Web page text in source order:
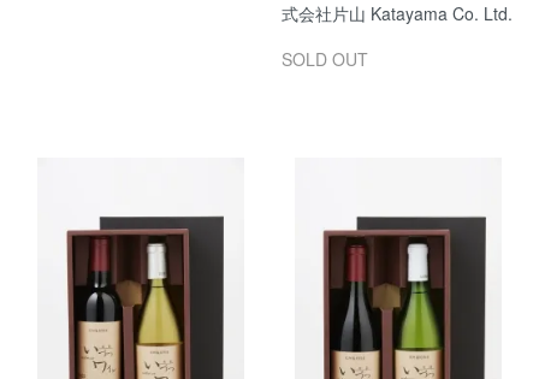
式会社片山 Katayama Co. Ltd.
SOLD OUT